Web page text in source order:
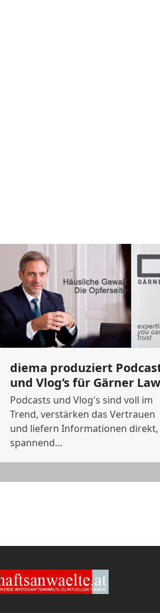
diema produziert
und Vlog’s für Gärner Law
Podcasts und Vlog's sind voll im
Trend, verstärken das Vertrauen
und liefern Informationen direkt,
spannend…